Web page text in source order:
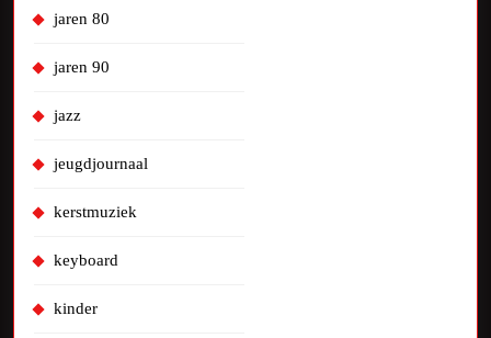
jaren 80
jaren 90
jazz
jeugdjournaal
kerstmuziek
keyboard
kinder